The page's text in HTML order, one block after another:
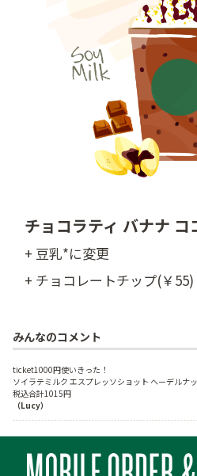
チョコラティ バナナ コ
+ 豆乳*に変更
+ チョコレートチップ(￥55)
みんなのコメント
ticket1000円使いきった！
ソイラテミルク エスプレッソショット ヘーデルナ
税込合計1015円
（Lucy）